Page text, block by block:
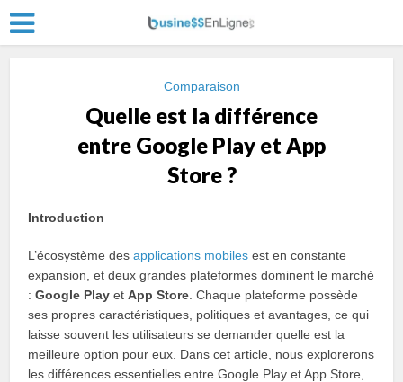
Comparaison
Quelle est la différence
entre Google Play et App
Store ?
Introduction
L’écosystème desapplications mobiles est en constante
expansion, et deux grandes plateformes dominent le marché
:Google Play etApp Store . Chaque plateforme possède
ses propres caractéristiques, politiques et avantages, ce qui
laisse souvent les utilisateurs se demander quelle est la
meilleure option pour eux. Dans cet article, nous explorerons
les différences essentielles entre Google Play et App Store,